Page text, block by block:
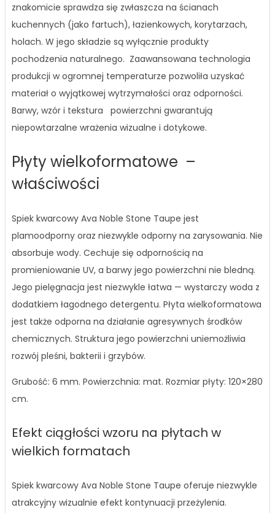
znakomicie sprawdza się zwłaszcza na ścianach
kuchennych (jako fartuch), łazienkowych, korytarzach,
holach. W jego składzie są wyłącznie produkty
pochodzenia naturalnego. Zaawansowana technologia
produkcji w ogromnej temperaturze pozwoliła uzyskać
materiał o wyjątkowej wytrzymałości oraz odporności.
Barwy, wzór i tekstura powierzchni gwarantują
niepowtarzalne wrażenia wizualne i dotykowe.
Płyty wielkoformatowe –
właściwości
Spiek kwarcowy Ava Noble Stone Taupe jest
plamoodporny oraz niezwykle odporny na zarysowania. Nie
absorbuje wody. Cechuje się odpornością na
promieniowanie UV, a barwy jego powierzchni nie bledną.
Jego pielęgnacja jest niezwykle łatwa — wystarczy woda z
dodatkiem łagodnego detergentu. Płyta wielkoformatowa
jest także odporna na działanie agresywnych środków
chemicznych. Struktura jego powierzchni uniemożliwia
rozwój pleśni, bakterii i grzybów.
Grubość: 6 mm. Powierzchnia: mat. Rozmiar płyty: 120×280
cm.
Efekt ciągłości wzoru na płytach w
wielkich formatach
Spiek kwarcowy Ava Noble Stone Taupe oferuje niezwykle
atrakcyjny wizualnie efekt kontynuacji przeżylenia.